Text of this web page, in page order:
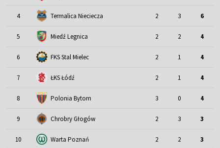
4 Termalica Nieciecza 2 3 6
5 Miedź Legnica 2 2 4
6 FKS Stal Mielec 2 1 4
7 ŁKS Łódź 2 1 4
8 Polonia Bytom 3 0 4
9 Chrobry Głogów 2 3 3
10 Warta Poznań 2 2 3